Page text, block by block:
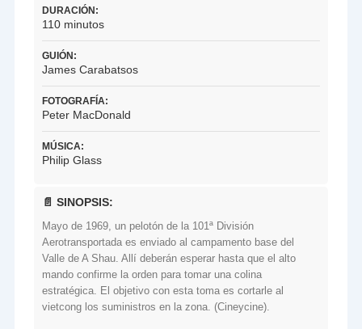
DURACIÓN:
110 minutos
GUIÓN:
James Carabatsos
FOTOGRAFÍA:
Peter MacDonald
MÚSICA:
Philip Glass
📄 SINOPSIS:
Mayo de 1969, un pelotón de la 101ª División
Aerotransportada es enviado al campamento base del
Valle de A Shau. Allí deberán esperar hasta que el alto
mando confirme la orden para tomar una colina
estratégica. El objetivo con esta toma es cortarle al
vietcong los suministros en la zona. (Cineycine).